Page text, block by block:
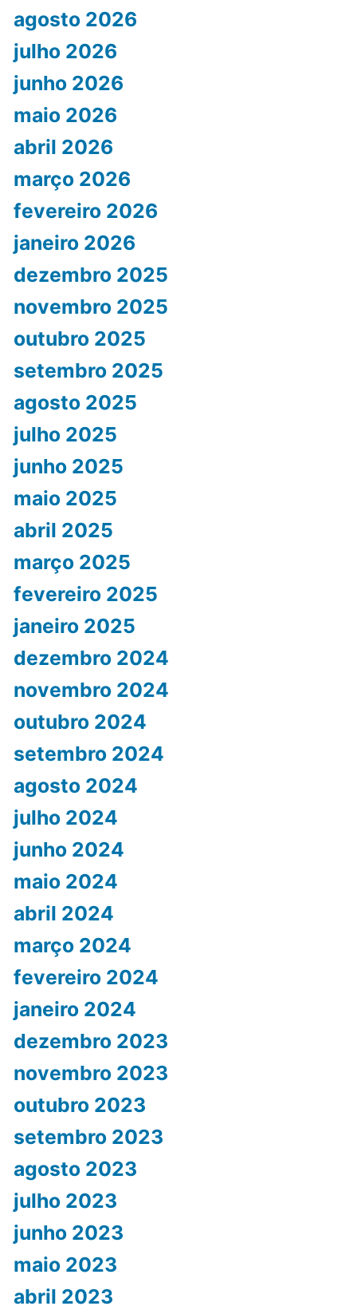
agosto 2026
julho 2026
junho 2026
maio 2026
abril 2026
março 2026
fevereiro 2026
janeiro 2026
dezembro 2025
novembro 2025
outubro 2025
setembro 2025
agosto 2025
julho 2025
junho 2025
maio 2025
abril 2025
março 2025
fevereiro 2025
janeiro 2025
dezembro 2024
novembro 2024
outubro 2024
setembro 2024
agosto 2024
julho 2024
junho 2024
maio 2024
abril 2024
março 2024
fevereiro 2024
janeiro 2024
dezembro 2023
novembro 2023
outubro 2023
setembro 2023
agosto 2023
julho 2023
junho 2023
maio 2023
abril 2023